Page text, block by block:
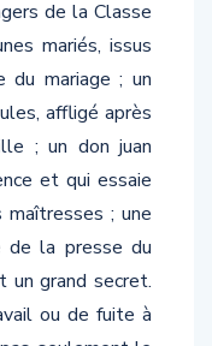
de la Classe
mariés, issus
du mariage ; un
affligé après
; un don juan
et qui essaie
maîtresses ; une
de la presse du
grand secret.
ou de fuite à